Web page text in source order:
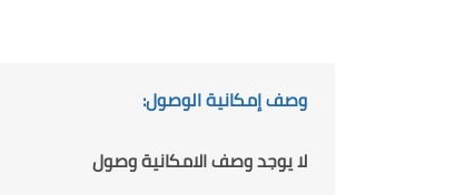
وصف إمكانية الوصول:
لا يوجد وصف الامكانية وصول